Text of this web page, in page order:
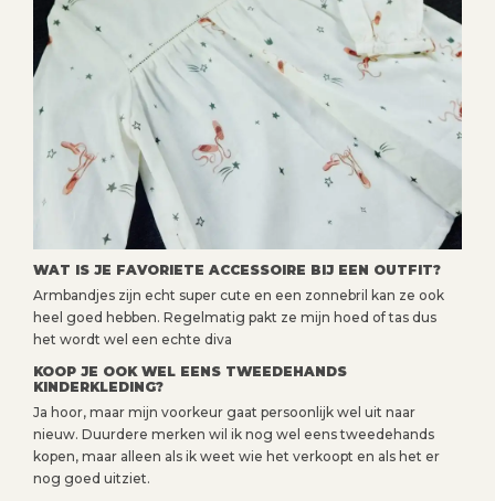
WAT IS JE FAVORIETE ACCESSOIRE BIJ EEN OUTFIT?
Armbandjes zijn echt super cute en een zonnebril kan ze ook
heel goed hebben. Regelmatig pakt ze mijn hoed of tas dus
het wordt wel een echte diva
KOOP JE OOK WEL EENS TWEEDEHANDS
KINDERKLEDING?
Ja hoor, maar mijn voorkeur gaat persoonlijk wel uit naar
nieuw. Duurdere merken wil ik nog wel eens tweedehands
kopen, maar alleen als ik weet wie het verkoopt en als het er
nog goed uitziet.